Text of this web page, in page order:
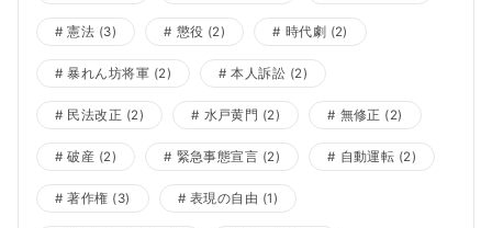
憲法 (3) 懲役 (2) 時代劇 (2)
暴れん坊将軍 (2) 本人訴訟 (2)
民法改正 (2) 水戸黄門 (2) 無修正 (2)
破産 (2) 緊急事態宣言 (2) 自動運転 (2)
著作権 (3) 表現の自由 (1)